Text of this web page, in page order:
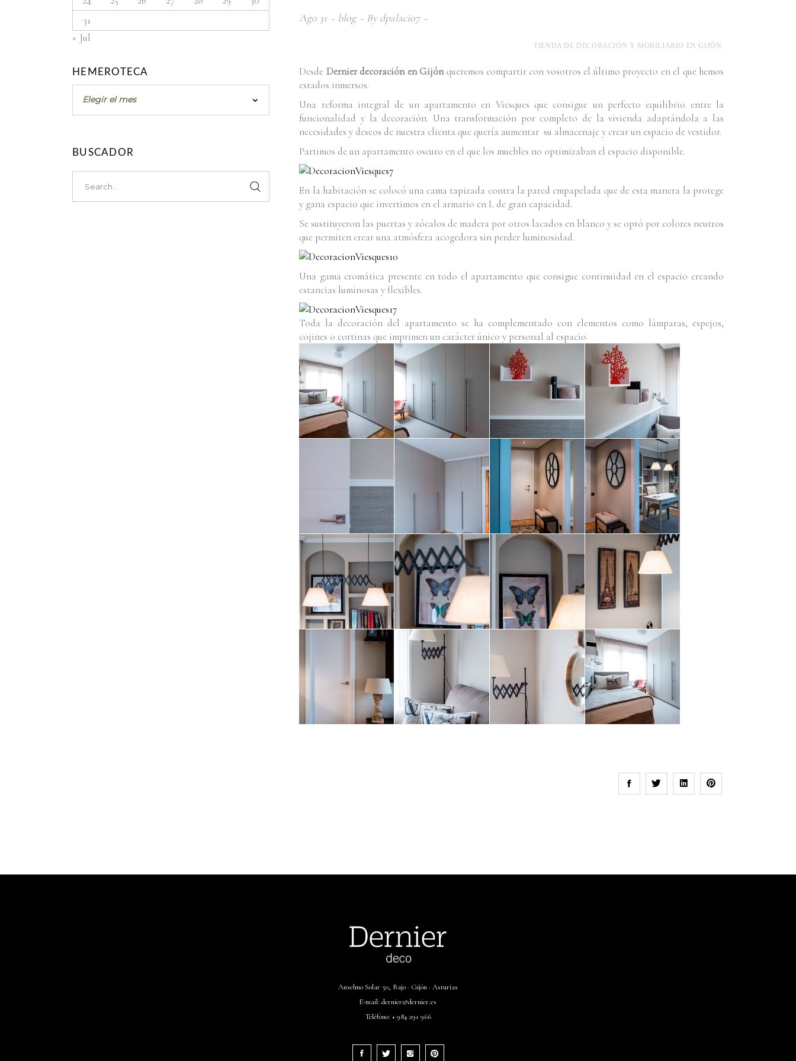
Ago 31 blog Bydpalacio7
TIENDA DE DECORACIÓN Y MOBILIARIO EN GIJÓN.
Desde Dernier decoración en Gijónqueremos compartir con vosotros el último proyecto en el que hemos
estados inmersos.
Una reforma integral de un apartamento en Viesques que consigue un perfecto equilibrio entre la
funcionalidad y la decoración. Una transformación por completo de la vivienda adaptándola a las
necesidades y deseos de nuestra clienta que quería aumentar su almacenaje y crear un espacio de vestidor.
Partimos de un apartamento oscuro en el que los muebles no optimizaban el espacio disponible.
En la habitación se colocó una cama tapizada contra la pared empapelada que de esta manera la protege
y gana espacio que invertimos en el armario en L de gran capacidad.
Se sustituyeron las puertas y zócalos de madera por otros lacados en blanco y se optó por colores neutros
que permiten crear una atmósfera acogedora sin perder luminosidad.
Una gama cromática presente en todo el apartamento que consigue continuidad en el espacio creando
estancias luminosas y flexibles.
Toda la decoración del apartamento se ha complementado con elementos como lámparas, espejos,
cojines o cortinas que imprimen un carácter único y personal al espacio.
31
« Jul
HEMEROTECA
Elegir el mes
BUSCADOR
Anselmo Solar 50, Bajo · Gijón · Asturias
E-mail:dernier@dernier.es
Teléfono: + 984 291 966